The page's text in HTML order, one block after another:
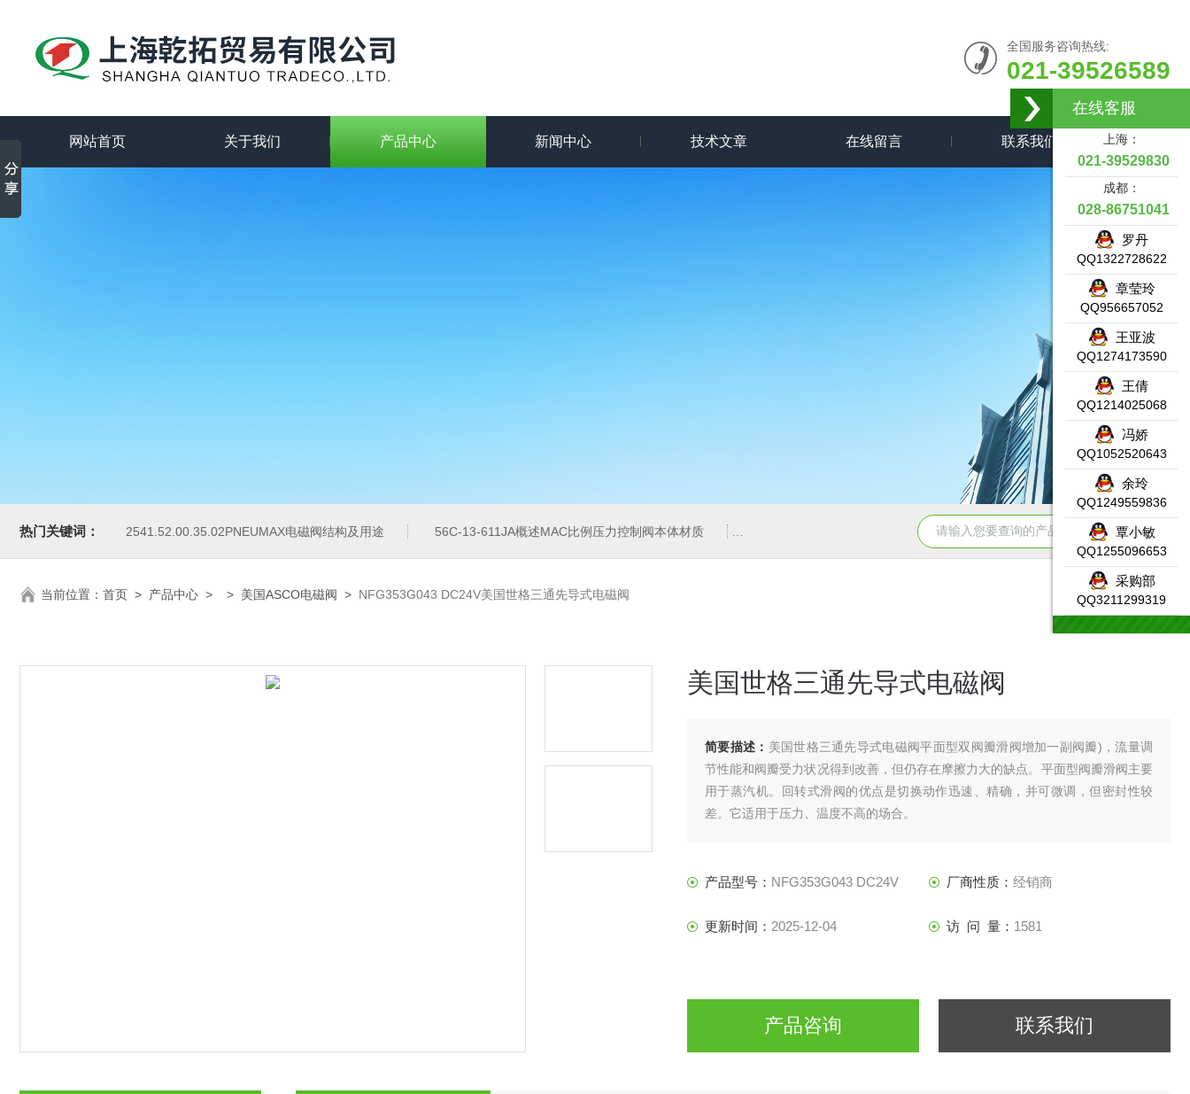
全国服务咨询热线:
021-39526589
网站首页 关于我们 产品中心 新闻中心 技术文章 在线留言 联系我们
热门关键词： 2541.52.00.35.02PNEUMAX电磁阀结构及用途 56C-13-611JA概述MAC比例压力控制阀本体材质 6ES7331-7KF02-0AB0SIEMENS输入模块产品示意图 DW-AS-623-
当前位置： 首页 > 产品中心 > > 美国ASCO电磁阀 > NFG353G043 DC24V美国世格三通先导式电磁阀
美国世格三通先导式电磁阀
简要描述： 美国世格三通先导式电磁阀平面型双阀瓣滑阀增加一副阀瓣)，流量调
节性能和阀瓣受力状况得到改善，但仍存在摩擦力大的缺点。平面型阀瓣滑阀主要
用于蒸汽机。回转式滑阀的优点是切换动作迅速、精确，并可微调，但密封性较
差。它适用于压力、温度不高的场合。
产品型号： NFG353G043 DC24V 厂商性质： 经销商
更新时间： 2025-12-04 访 问 量： 1581
产品咨询 联系我们
在线客服
上海：
021-39529830
成都：
028-86751041
罗丹
QQ1322728622
章莹玲
QQ956657052
王亚波
QQ1274173590
王倩
QQ1214025068
冯娇
QQ1052520643
余玲
QQ1249559836
覃小敏
QQ1255096653
采购部
QQ3211299319